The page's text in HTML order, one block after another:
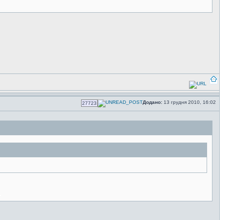
27723 Додано: 13 грудня 2010, 16:02